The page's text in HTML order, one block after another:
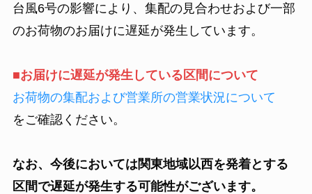
台風6号の影響により、集配の見合わせおよび一部
のお荷物のお届けに遅延が発生しています。
■お届けに遅延が発生している区間について
お荷物の集配および営業所の営業状況について
をご確認ください。
なお、今後においては関東地域以西を発着とする
区間で遅延が発生する可能性がございます。